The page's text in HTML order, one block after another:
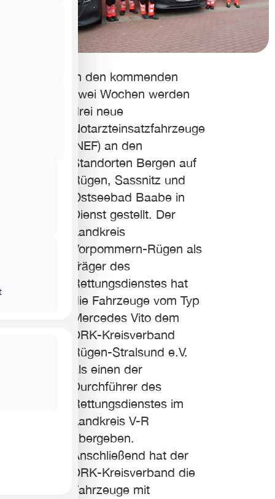
In den kommenden
zwei Wochen werden
drei neue
Notarzteinsatzfahrzeuge
(NEF) an den
Standorten Bergen auf
Rügen, Sassnitz und
Ostseebad Baabe in
Dienst gestellt. Der
Landkreis
Vorpommern-Rügen als
Träger des
Rettungsdienstes hat
die Fahrzeuge vom Typ
Mercedes Vito dem
DRK-Kreisverband
Rügen-Stralsund e.V.
als einen der
Durchführer des
Rettungsdienstes im
Landkreis V-R
übergeben.
Anschließend hat der
DRK-Kreisverband die
Fahrzeuge mit